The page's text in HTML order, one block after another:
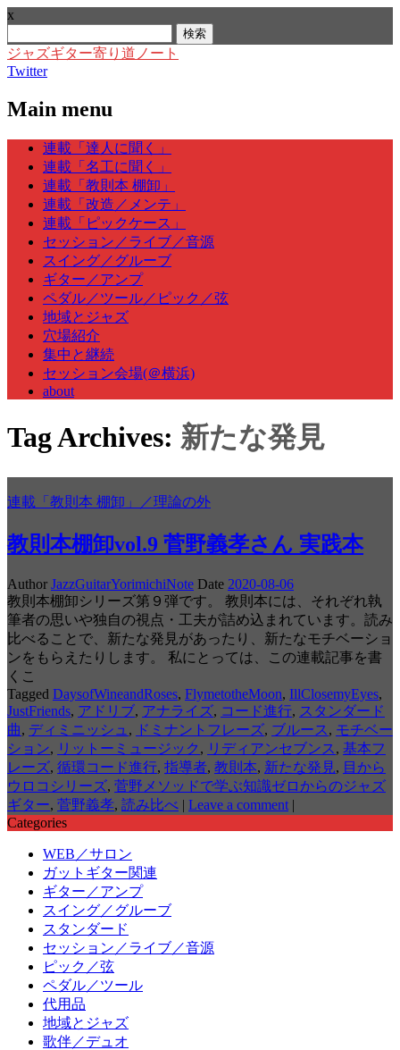
x
索:
ジャズギター寄り道ノート
Twitter
Main menu
Skip
content
連載「達人に聞く」
連載「名工に聞く」
連載「教則本 棚卸」
連載「改造／メンテ」
連載「ピックケース」
セッション／ライブ／音源
スイング／グルーブ
ギター／アンプ
ペダル／ツール／ピック／弦
地域とジャズ
穴場紹介
集中と継続
セッション会場(＠横浜)
about
Tag Archives: 新たな発見
連載「教則本 棚卸」／理論の外
教則本棚卸vol.9 菅野義孝さん 実践本
Author JazzGuitarYorimichiNote Date 2020-08-06
教則本棚卸シリーズ第９弾です。 教則本には、それぞれ執
筆者の思いや独自の視点・工夫が詰め込まれています。読み
比べることで、新たな発見があったり、新たなモチベーショ
ンをもらえたりします。 私にとっては、この連載記事を書
くこ
Tagged DaysofWineandRoses, FlymetotheMoon, IllClosemyEyes,
JustFriends, アドリブ, アナライズ, コード進行, スタンダード
曲, ディミニッシュ , ドミナントフレーズ, ブルース , モチベー
ション, リットーミュージック , リディアンセブンス , 基本フ
レーズ, 循環コード進行, 指導者, 教則本, 新たな発見, 目から
ウロコシリーズ, 菅野メソッドで学ぶ知識ゼロからのジャズ
ギター, 菅野義孝, 読み比べ | Leave a comment |
Categories
WEB／サロン
ガットギター関連
ギター／アンプ
スイング／グルーブ
スタンダード
セッション／ライブ／音源
ピック／弦
ペダル／ツール
代用品
地域とジャズ
歌伴／デュオ